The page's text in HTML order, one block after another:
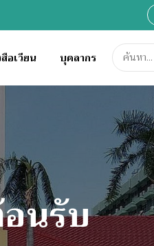
อเวียน บุคลากร
ดุ